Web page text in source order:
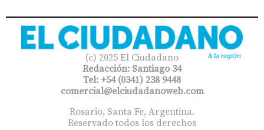
(c) 2025 El Ciudadano
Redacción: Santiago 34
Tel: +54 (0341) 238 9448
comercial@elciudadanoweb.com​
Rosario, Santa Fe, Argentina.
Reservado todos los derechos